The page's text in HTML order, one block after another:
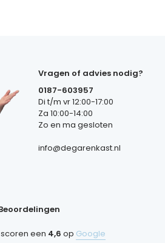
Vragen of advies nodig?
0187-603957
Di t/m vr 12:00-17:00
Za 10:00-14:00
Zo en ma gesloten
info@degarenkast.nl
een 4,6 op Google